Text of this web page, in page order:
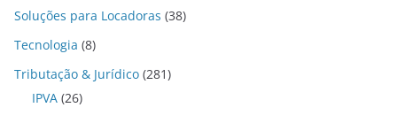
Soluções para Locadoras (38)
Tecnologia (8)
Tributação & Jurídico (281)
IPVA (26)